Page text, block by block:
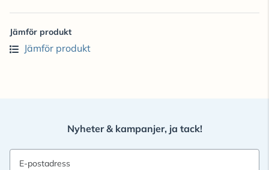
Jämför produkt
Jämför produkt
Nyheter & kampanjer, ja tack!
E-postadress